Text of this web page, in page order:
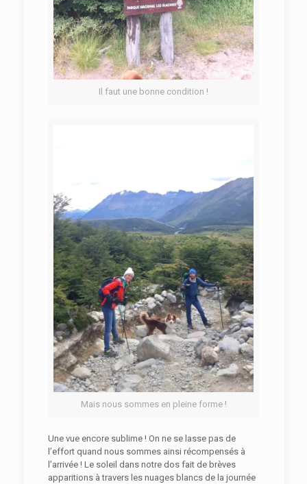
Il faut une bonne condition !
Mais nous sommes en pleine forme !
Une vue encore sublime ! On ne se lasse pas de
l’effort quand nous sommes ainsi récompensés à
l’arrivée ! Le soleil dans notre dos fait de brèves
apparitions à travers les nuages blancs de la journée